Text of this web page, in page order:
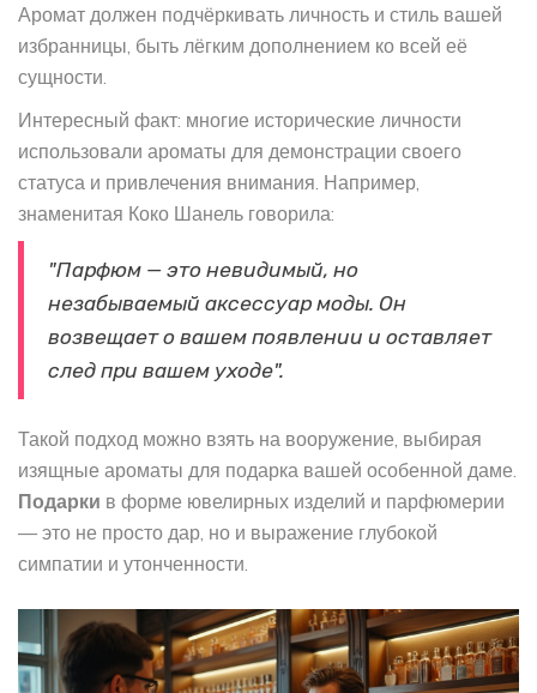
Аромат должен подчёркивать личность и стиль вашей
избранницы, быть лёгким дополнением ко всей её
сущности.
Интересный факт: многие исторические личности
использовали ароматы для демонстрации своего
статуса и привлечения внимания. Например,
знаменитая Коко Шанель говорила:
"Парфюм — это невидимый, но
незабываемый аксессуар моды. Он
возвещает о вашем появлении и оставляет
след при вашем уходе".
Такой подход можно взять на вооружение, выбирая
изящные ароматы для подарка вашей особенной даме.
Подарки в форме ювелирных изделий и парфюмерии
— это не просто дар, но и выражение глубокой
симпатии и утонченности.